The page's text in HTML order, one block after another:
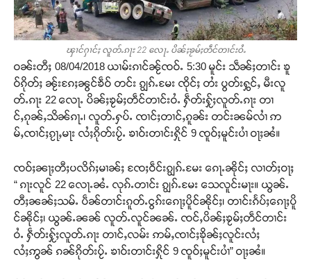
ၾၢင်ႁၢင်ႈ လူတ်ႉၵႃး 22 လေႃႉ ပိၼ်ႈၶႂမ်ႈတဵင်တၢင်းဝႆႉ
ဝၼ်းတီႈ 08/04/2018 ယၢမ်းၵၢင်ၼႂ်ၸဝ်ႉ 5:30 မူင်း သဵၼ်ႈတၢင်း ၶူ
ဝ်ၵိုတ်ႈ ၼႂ်းၵႄႈၼွင်ၶဵဝ် တင်း ၵျွၵ်ႉမႄး ၸိုင်ႈ တႆး ပွတ်းႁွင်ႇ မီးလူ
တ်ႉၵႃး 22 လေႃႉ ပိၼ်ႈၶႂမ်ႈတဵင်တၢင်းဝႆႉ ႁဵတ်းႁႂ်ႈလူတ်ႉၵႃး တၢ
င်ႇၵုၼ်ႇသိၼ်ၵႃႉ၊ လူတ်ႉႁပ်ႉ ၸၢင်ႈတၢင်ႇၵူၼ်း တင်းၼမ်လၢႆ ဢ
မ်ႇၸၢင်ႈၵႂႃႇမႃး လႆႈၵိုတ်းပႂ်ႉ ၶၢဝ်းတၢင်းႁိုင် 9 ၸူဝ်ႈမူင်းပၢႆ ဝႃႈၼႆ။
ၸဝ်ႈၼႃႈတီႈပလိၵ်ႈမၢၼ်ႈ ၸႄႈဝဵင်းၵျွၵ်ႉမႄး ၵေႃႉၼိုင်ႈ လၢတ်ႈဝႃႈ
“ ၵႃးလူင် 22 လေႃႉၼႆႉ လုၵ်ႉတၢင်း ၵျွၵ်ႉမႄး သေလူင်းမႃး။ ယွၼ်ႉ
တီႈၼၼ်ႈသမ်ႉ ပဵၼ်တၢင်းၵူတ်ႉငွၵ်းၵေႃႈပိူင်ၼိုင်ႈ၊ တၢင်းၵႅပ်ႈၵေႃႈပိူ
င်ၼိုင်ႈ၊ ယွၼ်ႉၼၼ် လူတ်ႉလူင်ၼၼ်ႉ ၸင်ႇပိၼ်ႈၶႂမ်ႈတဵင်တၢင်း
ဝႆႉ ႁဵတ်းႁႂ်ႈလူတ်ႉၵႃး တၢင်ႇလမ်း ဢမ်ႇၸၢင်ႈၶိုၼ်ႈလူင်းလႆႈ
လႆႈဢွၼ် ၵၼ်ၵိုတ်းပႂ်ႉ ၶၢဝ်းတၢင်းႁိုင် 9 ၸူဝ်ႈမူင်းပၢႆ” ဝႃႈၼႆ။